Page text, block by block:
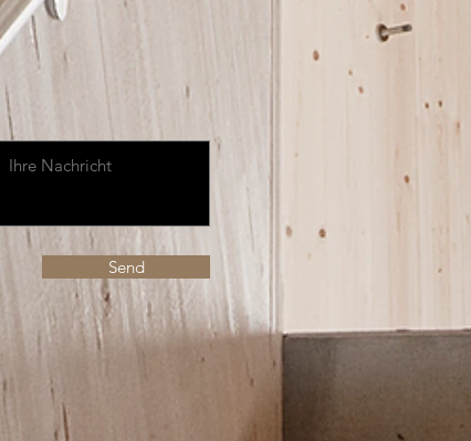
Send